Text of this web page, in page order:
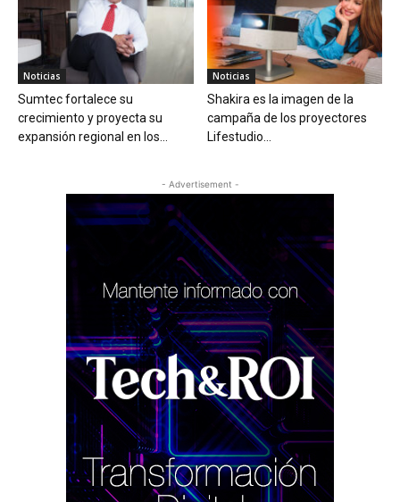
Noticias
Sumtec fortalece su
crecimiento y proyecta su
expansión regional en los...
Noticias
Shakira es la imagen de la
campaña de los proyectores
Lifestudio...
- Advertisement -